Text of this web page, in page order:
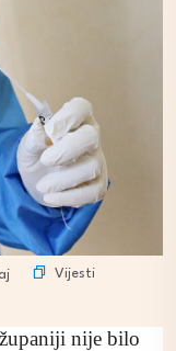
Vijesti
nije bilo